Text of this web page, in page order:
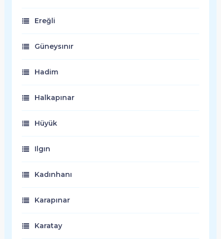
Ereğli
Güneysınır
Hadim
Halkapınar
Hüyük
Ilgın
Kadınhanı
Karapınar
Karatay